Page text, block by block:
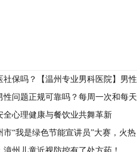
社保吗？【温州专业男科医院】男性
防！
性问题正规可靠吗？每周一次和每天
全心理健康与餐饮业共舞革新
市“我是绿色节能宣讲员”大赛，火热